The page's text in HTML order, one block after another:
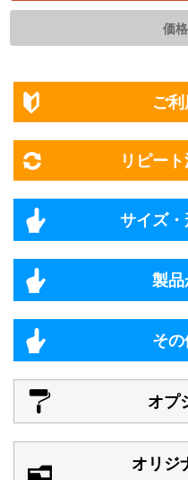
価
ご
リピー
サイズ
製
そ
オプ
オリジ